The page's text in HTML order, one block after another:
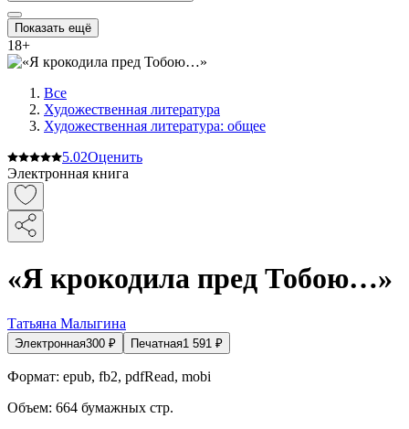
Показать ещё
18+
Все
Художественная литература
Художественная литература: общее
5.02Оценить
Электронная книга
«Я крокодила пред Тобою…»
Татьяна Малыгина
Электронная300 ₽ Печатная1 591 ₽
Формат: epub, fb2, pdfRead, mobi
Объем: 664 бумажных стр.